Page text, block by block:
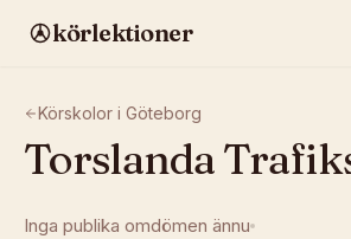
körlektioner
Körskolor i Göteborg
Torslanda
Inga publika omdömen ännu